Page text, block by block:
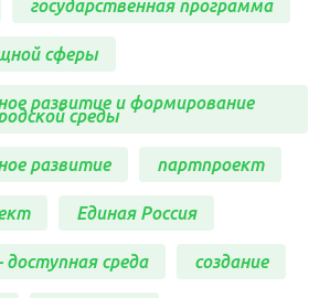
государственная программа
сферы
развитие и формирование
среды
развитие партпроект
Единая Россия
доступная среда создание